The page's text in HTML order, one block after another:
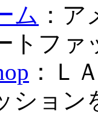
ム ：
トファ
：Ｌ
ション